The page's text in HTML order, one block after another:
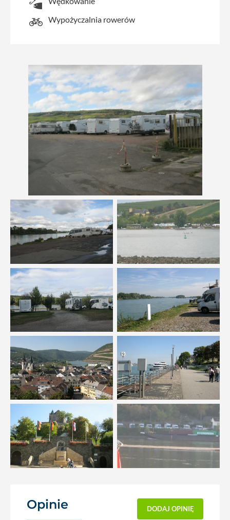
Wypożyczalnia rowerów
Opinie DODAJ OPINIĘ